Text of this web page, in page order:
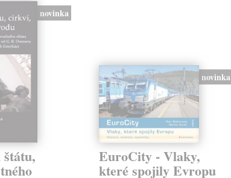
novinka
novinka
EuroCity - Vlaky,
které spojily Evropu